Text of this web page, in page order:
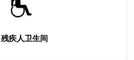
残疾人卫生间